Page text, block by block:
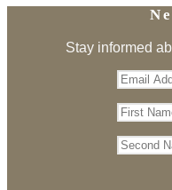
Stay informed